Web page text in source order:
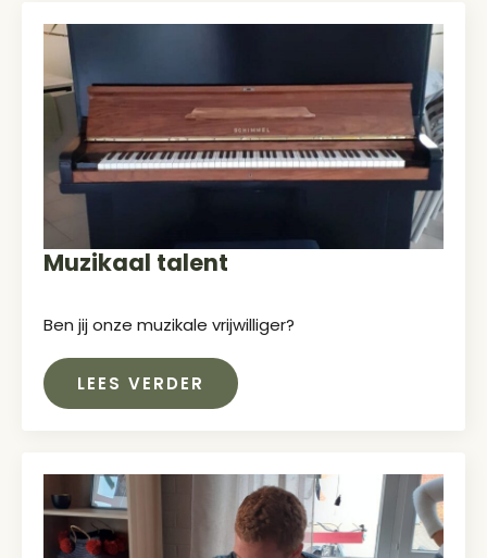
Muzikaal talent
Ben jij onze muzikale vrijwilliger?
LEES VERDER